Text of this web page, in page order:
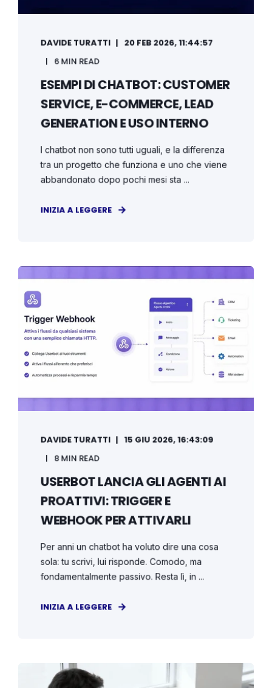
DAVIDE TURATTI
20 FEB 2026, 11:44:57
6 MIN READ
ESEMPI DI CHATBOT: CUSTOMER
SERVICE, E-COMMERCE, LEAD
GENERATION E USO INTERNO
I chatbot non sono tutti uguali, e la differenza
tra un progetto che funziona e uno che viene
abbandonato dopo pochi mesi sta ...
INIZIA A LEGGERE
DAVIDE TURATTI
15 GIU 2026, 16:43:09
8 MIN READ
USERBOT LANCIA GLI AGENTI AI
PROATTIVI: TRIGGER E
WEBHOOK PER ATTIVARLI
Per anni un chatbot ha voluto dire una cosa
sola: tu scrivi, lui risponde. Comodo, ma
fondamentalmente passivo. Resta lì, in ...
INIZIA A LEGGERE